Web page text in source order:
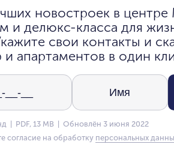
новостроек в
и делюкс-класса для
свои контакты и
и апартаментов в один
| PDF, 13 MB | Обновлён 3 июня 2022
согласие на обработку персональных